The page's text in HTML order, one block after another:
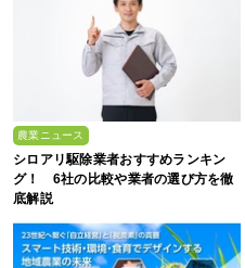
農業ニュース
シロアリ駆除業者おすすめランキン
グ！ 6社の比較や業者の選び方を徹
底解説